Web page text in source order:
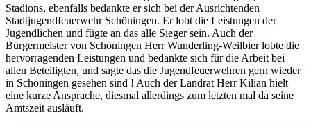
Stadions, ebenfalls bedankte er sich bei der Ausrichtenden
Stadtjugendfeuerwehr Schöningen. Er lobt die Leistungen der
Jugendlichen und fügte an das alle Sieger sein. Auch der
Bürgermeister von Schöningen Herr Wunderling-Weilbier lobte die
hervorragenden Leistungen und bedankte sich für die Arbeit bei
allen Beteiligten, und sagte das die Jugendfeuerwehren gern wieder
in Schöningen gesehen sind ! Auch der Landrat Herr Kilian hielt
eine kurze Ansprache, diesmal allerdings zum letzten mal da seine
Amtszeit ausläuft.